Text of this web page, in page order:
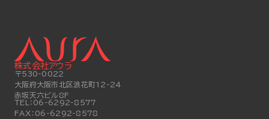
株式会社アウラ
〒530-0022
大阪府大阪市北区浪花町12-24
赤坂天六ビル8F
TEL： 06-6292-8577
FAX： 06-6292-8578